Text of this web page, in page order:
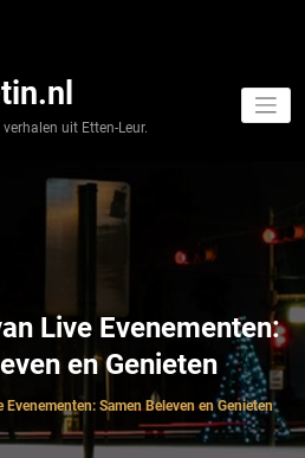
uit Etten-Leur.
Live Evenementen:
en Genieten
Evenementen: Samen Beleven en Genieten